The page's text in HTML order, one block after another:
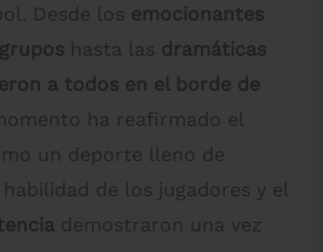
Desde los emocionantes
hasta las dramáticas
a todos en el borde de
ha reafirmado el
un deporte lleno de
de los jugadores y el
demostraron una vez